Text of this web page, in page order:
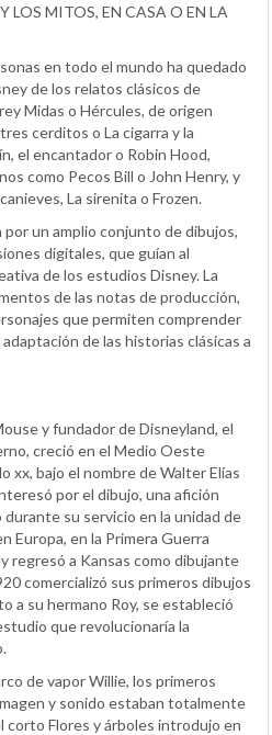
LOS MITOS, EN CASA O EN LA
en todo el mundo ha quedado
de los relatos clásicos de
Midas o Hércules, de origen
cerditos o La cigarra y la
el encantador o Robin Hood,
como Pecos Bill o John Henry, y
La sirenita o Frozen.
un amplio conjunto de dibujos,
digitales, que guían al
de los estudios Disney. La
de las notas de producción,
que permiten comprender
de las historias clásicas a
y fundador de Disneyland, el
creció en el Medio Oeste
xx, bajo el nombre de Walter Elias
por el dibujo, una afición
su servicio en la unidad de
Europa, en la Primera Guerra
regresó a Kansas como dibujante
comercializó sus primeros dibujos
a su hermano Roy, se estableció
que revolucionaría la
de vapor Willie, los primeros
y sonido estaban totalmente
corto Flores y árboles introdujo en